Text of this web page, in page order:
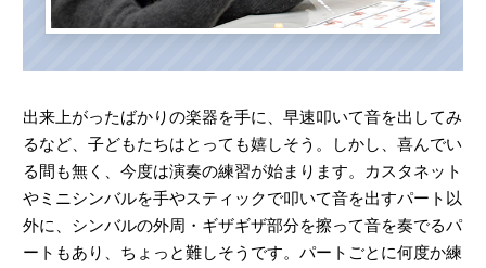
出来上がったばかりの楽器を手に、早速叩いて音を出してみ
るなど、子どもたちはとっても嬉しそう。しかし、喜んでい
る間も無く、今度は演奏の練習が始まります。カスタネット
やミニシンバルを手やスティックで叩いて音を出すパート以
外に、シンバルの外周・ギザギザ部分を擦って音を奏でるパ
ートもあり、ちょっと難しそうです。パートごとに何度か練